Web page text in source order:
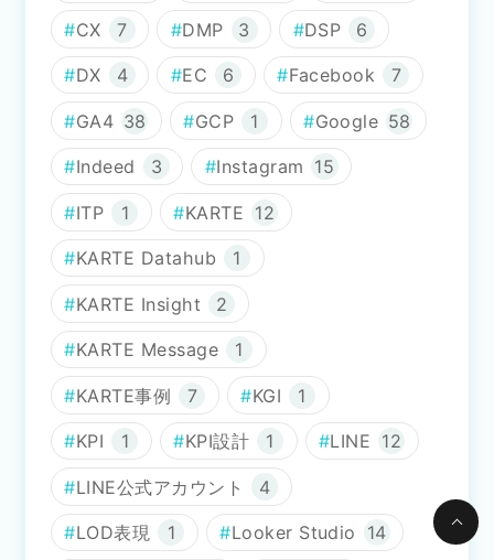
CX 7 DMP 3 DSP 6
DX 4 EC 6 Facebook 7
GA4 38 GCP 1 Google 58
Indeed 3 Instagram 15
ITP 1 KARTE 12
KARTE Datahub 1
KARTE Insight 2
KARTE Message 1
KARTE事例 7 KGI 1
KPI 1 KPI設計 1 LINE 12
LINE公式アカウント 4
LOD表現 1 Looker Studio 14